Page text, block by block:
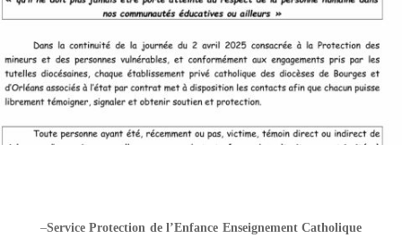
–Service Protection de l’Enfance Enseignement Catholique